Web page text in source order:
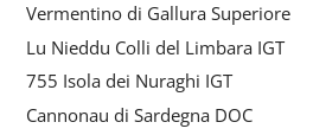
Vermentino di Gallura Superiore
Lu Nieddu Colli del Limbara IGT
755 Isola dei Nuraghi IGT
Cannonau di Sardegna DOC